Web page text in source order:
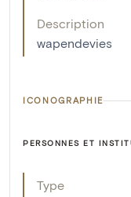
Description
wapendevies
ICONOGRAPHIE
PERSONNES ET
Type